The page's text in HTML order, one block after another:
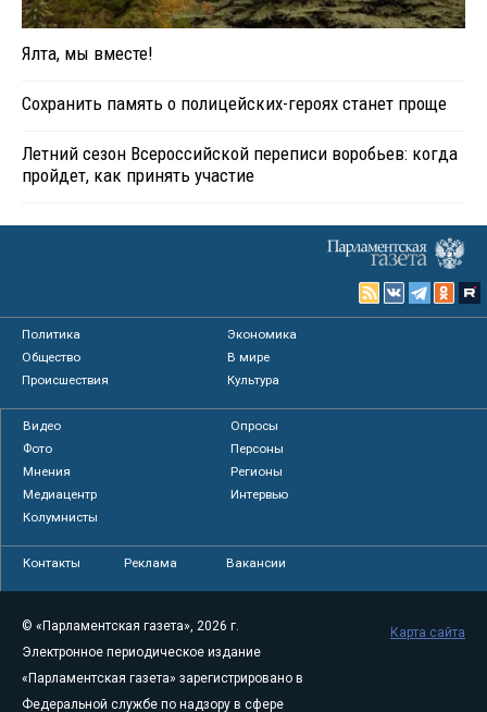
Ялта, мы вместе!
Сохранить память о полицейских-героях станет проще
Летний сезон Всероссийской переписи воробьев: когда
пройдет, как принять участие
Политика
Экономика
Общество
В мире
Происшествия
Культура
Видео
Опросы
Фото
Персоны
Мнения
Регионы
Медиацентр
Интервью
Колумнисты
Контакты Реклама Вакансии
© «Парламентская газета», 2026 г.
Электронное периодическое издание
«Парламентская газета» зарегистрировано в
Федеральной службе по надзору в сфере
Карта сайта